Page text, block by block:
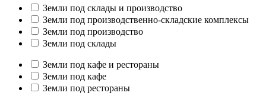
Земли под склады и производство
Земли под производственно-складские комплексы
Земли под производство
Земли под склады
Земли под кафе и рестораны
Земли под кафе
Земли под рестораны